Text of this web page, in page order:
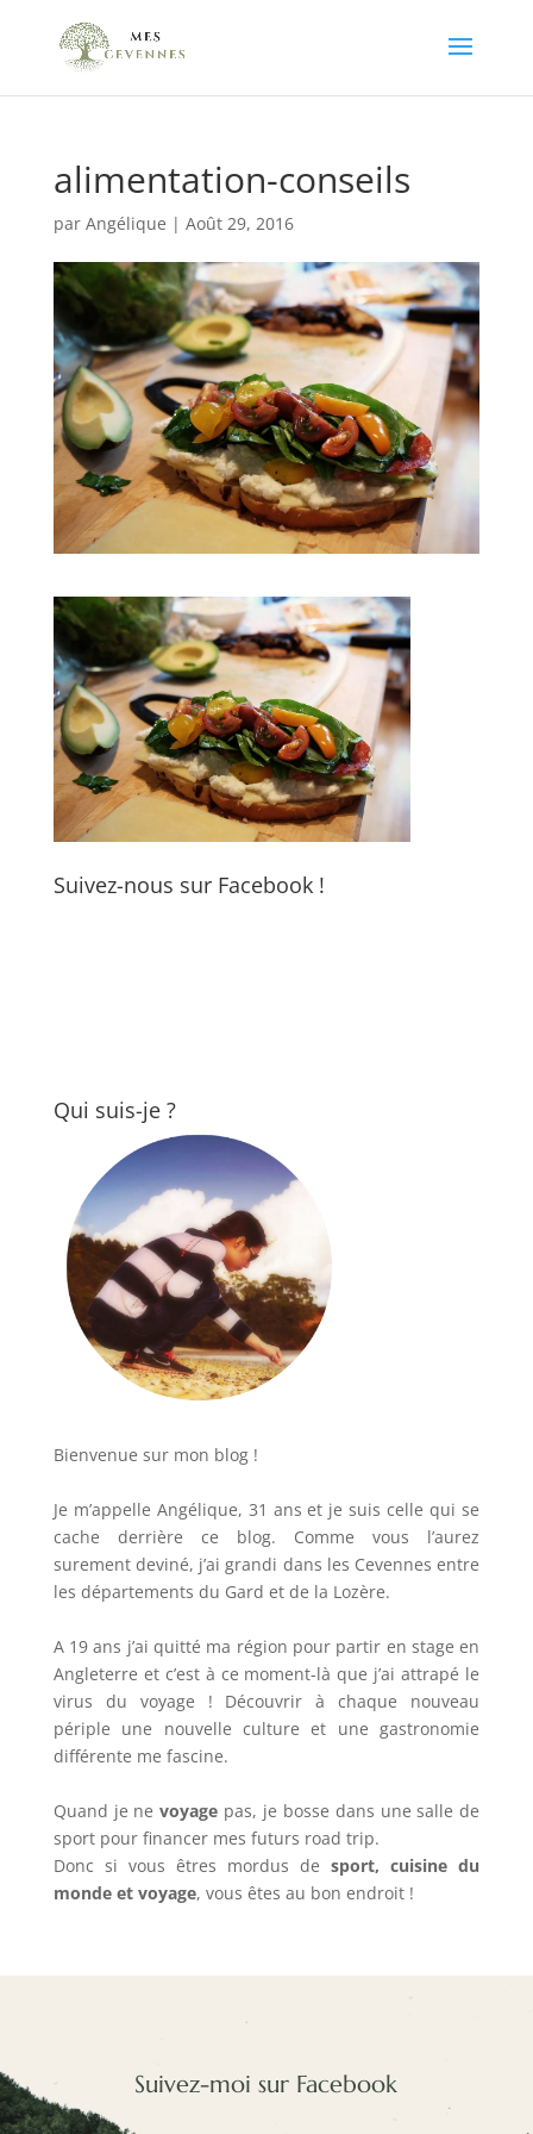
alimentation-conseils
par Angélique | Août 29, 2016
Suivez-nous sur Facebook !
Qui suis-je ?
Bienvenue sur mon blog !
Je m’appelle Angélique, 31 ans et je suis celle qui se
cache derrière ce blog. Comme vous l’aurez
surement deviné, j’ai grandi dans les Cevennes entre
les départements du Gard et de la Lozère.
A 19 ans j’ai quitté ma région pour partir en stage en
Angleterre et c’est à ce moment-là que j’ai attrapé le
virus du voyage ! Découvrir à chaque nouveau
périple une nouvelle culture et une gastronomie
différente me fascine.
Quand je nevoyage pas, je bosse dans une salle de
sport pour financer mes futurs road trip.
Donc si vous êtres mordus desport, cuisine du
monde et voyage, vous êtes au bon endroit !
Suivez-moi sur Facebook